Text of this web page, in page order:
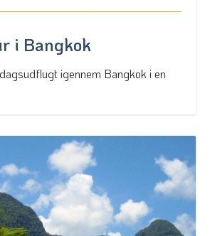
i Bangkok
igennem Bangkok i en